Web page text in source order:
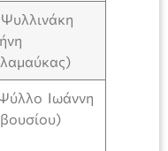
Ιωάννη